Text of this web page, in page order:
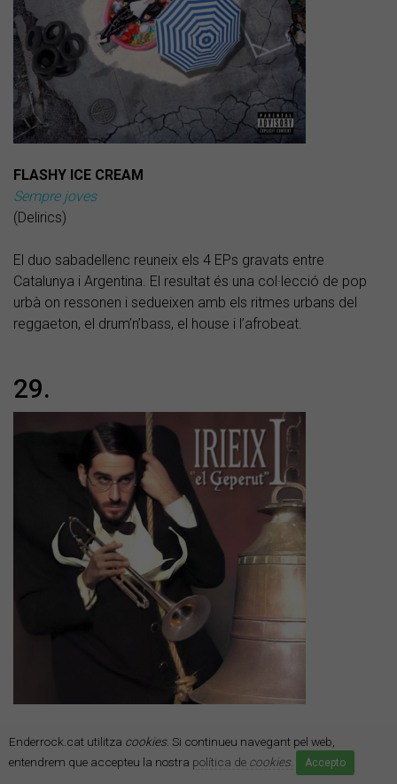
Enderrock.cat utilitza cookies. Si continueu navegant pel web,
entendrem que accepteu la nostra política de cookies. Accepto
FLASHY ICE CREAM
Sempre joves
(Delirics)
El duo sabadellenc reuneix els 4 EPs gravats entre
Catalunya i Argentina. El resultat és una col·lecció de pop
urbà on ressonen i sedueixen amb els ritmes urbans del
reggaeton, el drum’n’bass, el house i l’afrobeat.
29.
IRIEIX
Irieix I ‘El Geperut’